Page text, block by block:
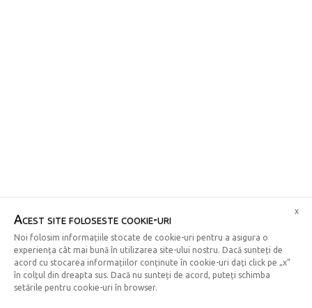
Acest site foloseste cookie-uri
Noi folosim informațiile stocate de cookie-uri pentru a asigura o
experiența cât mai bună în utilizarea site-ului nostru. Dacă sunteți de
acord cu stocarea informațiilor conținute în cookie-uri dați click pe „x“
în colțul din dreapta sus. Dacă nu sunteți de acord, puteți schimba
setările pentru cookie-uri în browser.
x